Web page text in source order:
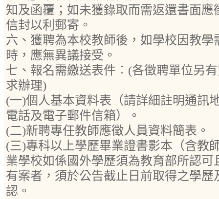
知及函覆；如未獲錄取而需返還書面
信封以利郵寄。
六、獲聘為本校教師後，如學校因教
時，應無異議接受。
七、報名需繳送表件︰(各徵聘單位另
求辦理)
(一)個人基本資料表（請詳細註明通訊
電話及電子郵件信箱）。
(二)新聘專任教師應徵人員資料簡表。
(三)專科以上學歷畢業證書影本（含教
業學校如係國外學歷須為教育部所認
有案者，須於公告截止日前取得之學
認。